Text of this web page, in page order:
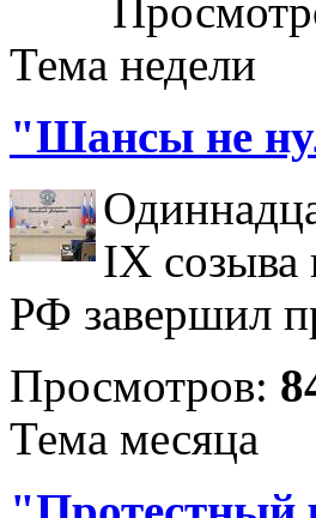
Тема недели
"Шансы не
IX созыва
РФ завершил
Просмотров:
Тема месяца